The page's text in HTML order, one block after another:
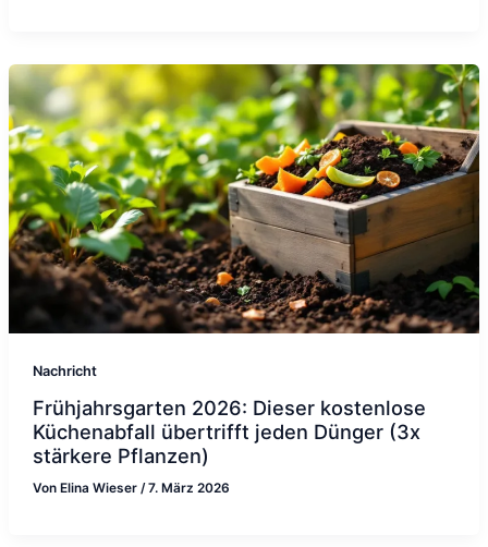
Nachricht
Frühjahrsgarten 2026: Dieser kostenlose
Küchenabfall übertrifft jeden Dünger (3x
stärkere Pflanzen)
Von Elina Wieser /7. März 2026